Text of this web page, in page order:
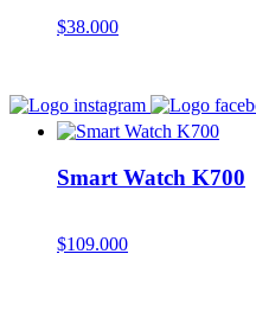
$38.000
Smart Watch K700
$109.000